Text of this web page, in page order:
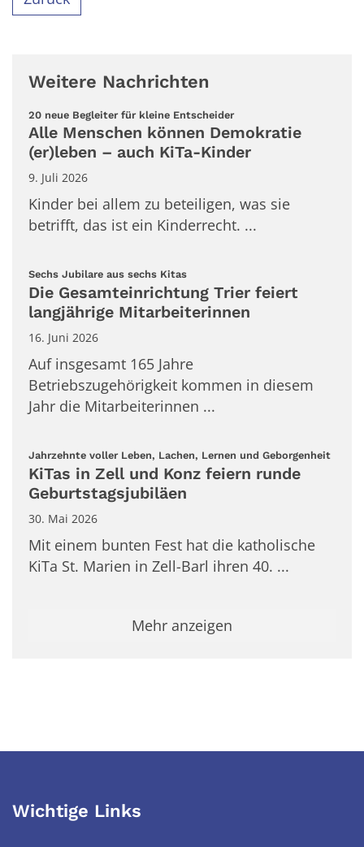
Weitere Nachrichten
20 neue Begleiter für kleine Entscheider:
Alle Menschen können Demokratie
(er)leben – auch KiTa-Kinder
9. Juli 2026
Kinder bei allem zu beteiligen, was sie
betrifft, das ist ein Kinderrecht. ...
Sechs Jubilare aus sechs Kitas:
Die Gesamteinrichtung Trier feiert
langjährige Mitarbeiterinnen
16. Juni 2026
Auf insgesamt 165 Jahre
Betriebszugehörigkeit kommen in diesem
Jahr die Mitarbeiterinnen ...
Jahrzehnte voller Leben, Lachen, Lernen und Geborgenheit:
KiTas in Zell und Konz feiern runde
Geburtstagsjubiläen
30. Mai 2026
Mit einem bunten Fest hat die katholische
KiTa St. Marien in Zell-Barl ihren 40. ...
Mehr anzeigen
Wichtige Links